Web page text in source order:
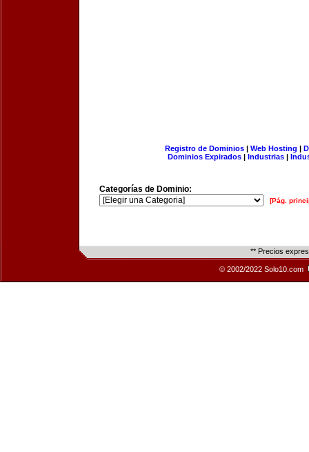
Registro de Dominios| Web Hosting |
Dominios Expirados | Industrias |
Categorías de Dominio:
[Pág.
** Precios
© 2002/2022 Solo10.com